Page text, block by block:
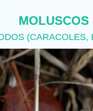
MOLUSCOS
(CARACOLES,